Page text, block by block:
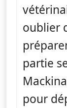
oublier
partie
pour